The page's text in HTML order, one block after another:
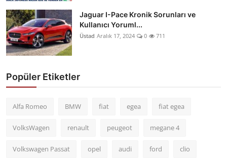
Jaguar I-Pace Kronik Sorunları ve
Kullanıcı Yoruml...
Üstad Aralık 17, 2024 0 711
Popüler Etiketler
Alfa Romeo BMW fiat egea fiat egea
VolksWagen renault peugeot megane 4
Volkswagen Passat opel audi ford clio